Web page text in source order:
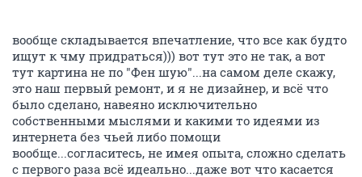
вообще складывается впечатление, что все как будто
ищут к чму придраться))) вот тут это не так, а вот
тут картина не по "Фен шую"...на самом деле скажу,
это наш первый ремонт, и я не дизайнер, и всё что
было сделано, навеяно исключительно
собственными мыслями и какими то идеями из
интернета без чьей либо помощи
вообще...согласитесь, не имея опыта, сложно сделать
с первого раза всё идеально...даже вот что касается